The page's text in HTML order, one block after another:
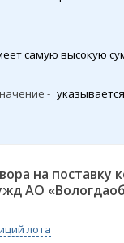
самую высокую
-
на поставку
АО
лота